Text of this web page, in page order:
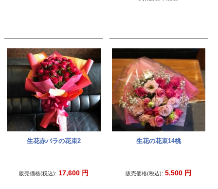
生花赤バラの花束2
販売価格(税込): 17,600 円
生花の花束14桃
販売価格(税込): 5,500 円